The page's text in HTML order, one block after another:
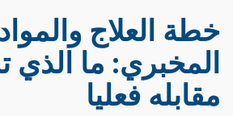
خطة العلاج
المخبري: ما الذي
مقابله فعليا